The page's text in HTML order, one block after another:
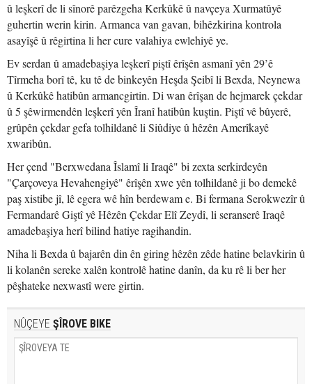
û leşkerî de li sînorê parêzgeha Kerkûkê û navçeya Xurmatûyê
guhertin werin kirin. Armanca van gavan, bihêzkirina kontrola
asayîşê û rêgirtina li her cure valahiya ewlehiyê ye.
Ev serdan û amadebaşiya leşkerî piştî êrîşên asmanî yên 29’ê
Tîrmeha borî tê, ku tê de binkeyên Heşda Şeibî li Bexda, Neynewa
û Kerkûkê hatibûn armancgirtin. Di wan êrîşan de hejmarek çekdar
û 5 şêwirmendên leşkerî yên Îranî hatibûn kuştin. Piştî vê bûyerê,
grûpên çekdar gefa tolhildanê li Siûdiye û hêzên Amerîkayê
xwaribûn.
Her çend "Berxwedana Îslamî li Iraqê" bi zexta serkirdeyên
"Çarçoveya Hevahengiyê" êrîşên xwe yên tolhildanê ji bo demekê
paş xistibe jî, lê egera wê hîn berdewam e. Bi fermana Serokwezîr û
Fermandarê Giştî yê Hêzên Çekdar Elî Zeydî, li seranserê Iraqê
amadebaşiya herî bilind hatiye ragihandin.
Niha li Bexda û bajarên din ên giring hêzên zêde hatine belavkirin û
li kolanên sereke xalên kontrolê hatine danîn, da ku rê li ber her
pêşhateke nexwastî were girtin.
NÛÇEYE ŞÎROVE BIKE